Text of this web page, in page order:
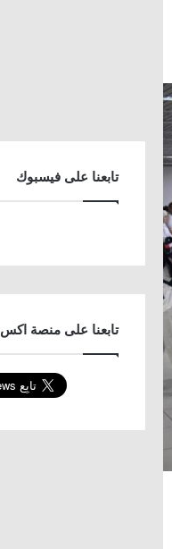
تابعنا على فيسبوك
تابعنا على منصة اكس